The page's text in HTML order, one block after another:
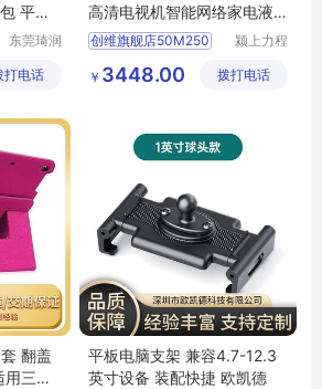
平板
东莞琦润
公司
打电话
高清电视机智能网络家电液
晶屏彩电
创维旗舰店50M250
颍上力程
有限公司
￥ 3448.00 拨打电话
翻盖
三星
平板电脑支架 兼容4.7-12.3
英寸设备 装配快捷 欧凯德